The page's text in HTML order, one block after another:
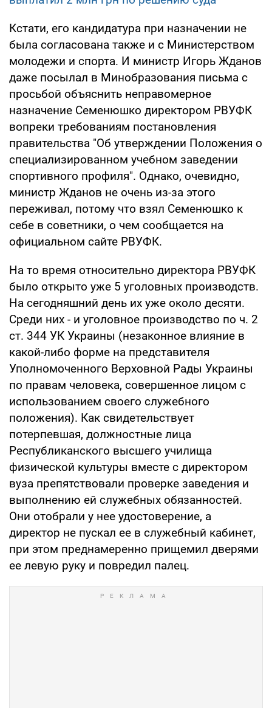
Кстати, его кандидатура при назначении не
была согласована также и с Министерством
молодежи и спорта. И министр Игорь Жданов
даже посылал в Минобразования письма с
просьбой объяснить неправомерное
назначение Семенюшко директором РВУФК
вопреки требованиям постановления
правительства "Об утверждении Положения о
специализированном учебном заведении
спортивного профиля". Однако, очевидно,
министр Жданов не очень из-за этого
переживал, потому что взял Семенюшко к
себе в советники, о чем сообщается на
официальном сайте РВУФК.
На то время относительно директора РВУФК
было открыто уже 5 уголовных производств.
На сегодняшний день их уже около десяти.
Среди них - и уголовное производство по ч. 2
ст. 344 УК Украины (незаконное влияние в
какой-либо форме на представителя
Уполномоченного Верховной Рады Украины
по правам человека, совершенное лицом с
использованием своего служебного
положения). Как свидетельствует
потерпевшая, должностные лица
Республиканского высшего училища
физической культуры вместе с директором
вуза препятствовали проверке заведения и
выполнению ей служебных обязанностей.
Они отобрали у нее удостоверение, а
директор не пускал ее в служебный кабинет,
при этом преднамеренно прищемил дверями
ее левую руку и повредил палец.